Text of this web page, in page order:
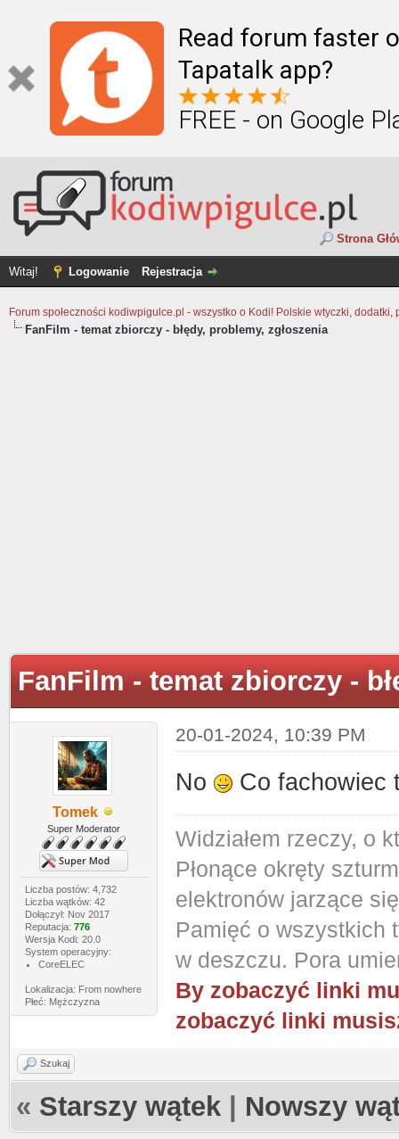
Read forum faster
Tapatalk app?
FREE - on Google
Strona
Witaj! Logowanie Rejestracja
Forum społeczności kodiwpigulce.pl - wszystko o Kodi! Polskie wtyczki, dodatki,
FanFilm - temat zbiorczy - błędy, problemy, zgłoszenia
FanFilm - temat zbiorczy -
Tomek
Super Moderator
Liczba postów: 4,732
Liczba wątków: 42
Dołączył: Nov 2017
Reputacja: 776
Wersja Kodi: 20.0
System operacyjny:
CoreELEC
Lokalizacja: From nowhere
Płeć: Mężczyzna
20-01-2024, 10:39 PM
No Co fachowiec
Widziałem rzeczy, o
Płonące okręty
elektronów jarzące
Pamięć o wszystkich
w deszczu. Pora
By zobaczyć linki
zobaczyć linki
Szukaj
« Starszy wątek Nowszy